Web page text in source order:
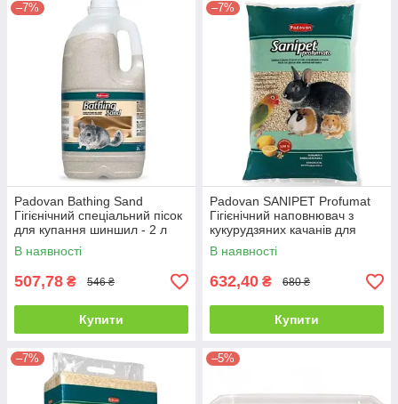
–7%
Padovan Bathing Sand
Гігієнічний спеціальний пісок
для купання шиншил - 2 л
В наявності
507,78 ₴ 546 ₴
Купити
–7%
Padovan SANIPET Profumat
Гігієнічний наповнювач з
кукурудзяних качанів для
клітин птахів і гризунів - 10 л.
В наявності
632,40 ₴ 680 ₴
Купити
–7% –5%